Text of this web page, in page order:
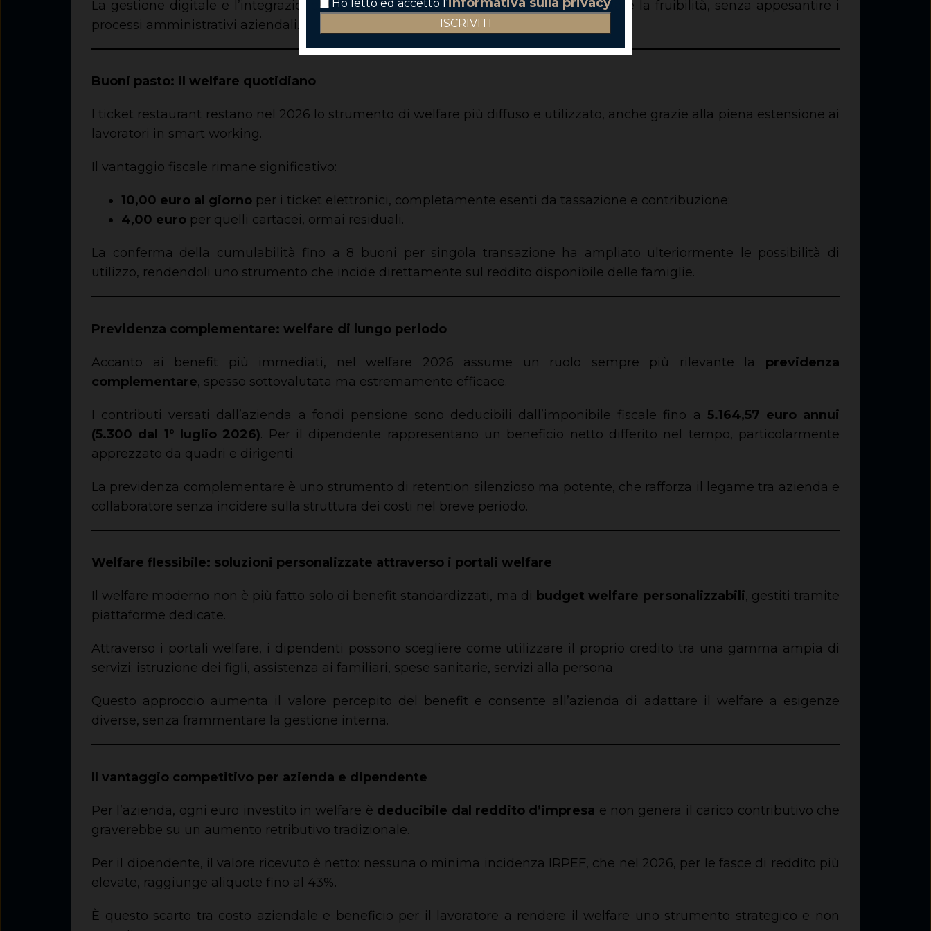
La gestione digitale e l’integrazione nei portali welfare ne aumentano la flessibilità e la fruibilità, senza appesantire i
processi amministrativi aziendali.
Buoni pasto: il welfare quotidiano
I ticket restaurant restano nel 2026 lo strumento di welfare più diffuso e utilizzato, anche grazie alla piena estensione ai
lavoratori in smart working.
Il vantaggio fiscale rimane significativo:
10,00 euro al giornoper i ticket elettronici, completamente esenti da tassazione e contribuzione;
4,00 europer quelli cartacei, ormai residuali.
La conferma della cumulabilità fino a 8 buoni per singola transazione ha ampliato ulteriormente le possibilità di
utilizzo, rendendoli uno strumento che incide direttamente sul reddito disponibile delle famiglie.
Previdenza complementare: welfare di lungo periodo
Accanto ai benefit più immediati, nel welfare 2026 assume un ruolo sempre più rilevante la previdenza
complementare, spesso sottovalutata ma estremamente efficace.
I contributi versati dall’azienda a fondi pensione sono deducibili dall’imponibile fiscale fino a 5.164,57 euro annui
(5.300 dal 1° luglio 2026). Per il dipendente rappresentano un beneficio netto differito nel tempo, particolarmente
apprezzato da quadri e dirigenti.
La previdenza complementare è uno strumento di retention silenzioso ma potente, che rafforza il legame tra azienda e
collaboratore senza incidere sulla struttura dei costi nel breve periodo.
Welfare flessibile: soluzioni personalizzate attraverso i portali welfare
Il welfare moderno non è più fatto solo di benefit standardizzati, ma di budget welfare personalizzabili, gestiti tramite
piattaforme dedicate.
Attraverso i portali welfare, i dipendenti possono scegliere come utilizzare il proprio credito tra una gamma ampia di
servizi: istruzione dei figli, assistenza ai familiari, spese sanitarie, servizi alla persona.
Questo approccio aumenta il valore percepito del benefit e consente all’azienda di adattare il welfare a esigenze
diverse, senza frammentare la gestione interna.
Il vantaggio competitivo per azienda e dipendente
Per l’azienda, ogni euro investito in welfare è deducibile dal reddito d’impresa e non genera il carico contributivo che
graverebbe su un aumento retributivo tradizionale.
Per il dipendente, il valore ricevuto è netto: nessuna o minima incidenza IRPEF, che nel 2026, per le fasce di reddito più
elevate, raggiunge aliquote fino al 43%.
È questo scarto tra costo aziendale e beneficio per il lavoratore a rendere il welfare uno strumento strategico e non
Ho letto ed accetto l'